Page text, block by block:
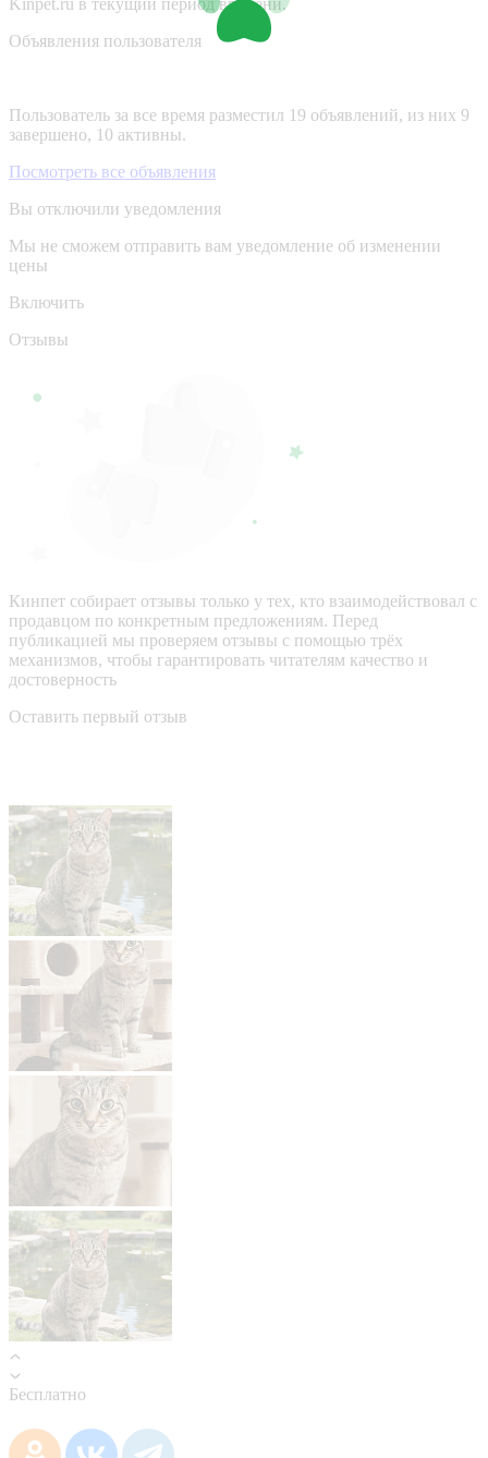
Объявления пользователя
Пользователь за все время разместил 19 объявлений, из них 9
завершено, 10 активны.
Посмотреть все объявления
Вы отключили уведомления
Мы не сможем отправить вам уведомление об изменении
цены
Включить
Отзывы
Кинпет собирает отзывы только у тех, кто взаимодействовал с
продавцом по конкретным предложениям. Перед
публикацией мы проверяем отзывы с помощью трёх
механизмов, чтобы гарантировать читателям качество и
достоверность
Оставить первый отзыв
Бесплатно